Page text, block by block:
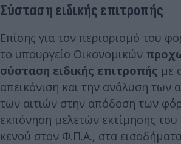
Σύσταση ειδικής επιτροπής
Επίσης για τον περιορισμό του
το υπουργείο Οικονομικών
σύσταση ειδικής επιτροπής με
απεικόνιση και την ανάλυση των
των αιτιών στην απόδοση των
εκπόνηση μελετών εκτίμησης
κενού στον Φ.Π.Α., στα